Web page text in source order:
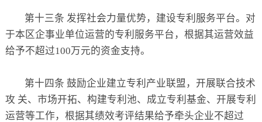
第十三条 发挥社会力量优势，建设专利服务平台。对
于本区企事业单位运营的专利服务平台，根据其运营效益
给予不超过100万元的资金支持。
第十四条 鼓励企业建立专利产业联盟，开展联合技术
攻 关、市场开拓、构建专利池、成立专利基金、开展专利
运营等工作，根据其绩效考评结果给予牵头企业不超过